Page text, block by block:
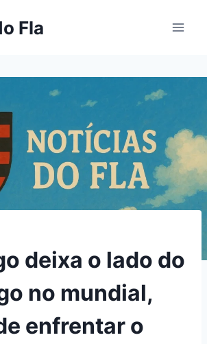
Fla
deixa o lado do
no mundial,
enfrentar o